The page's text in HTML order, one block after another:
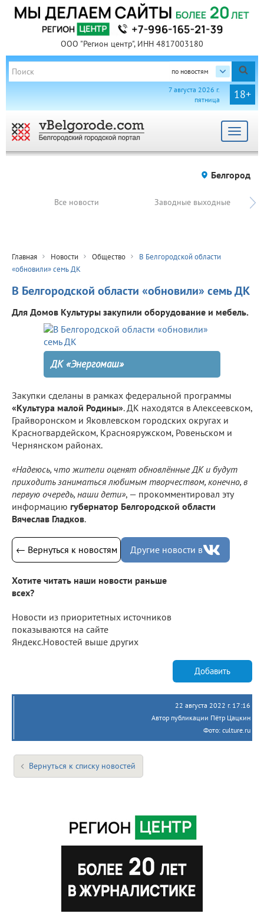
ООО "Регион центр", ИНН 4817003180
по новостям
18+
7 августа 2026 г.
пятница
Toggle
Белгород
Все новости Заводные выходные
Главная Новости Общество
В Белгородской области
«обновили» семь ДК
В Белгородской области «обновили» семь ДК
Для Домов Культуры закупили оборудование и мебель.
ДК «Энергомаш»
Закупки сделаны в рамках федеральной программы
«Культура малой Родины». ДК находятся в Алексеевском,
Грайворонском и Яковлевском городских округах и
Красногвардейском, Краснояружском, Ровеньском и
Чернянском районах.
«Надеюсь, что жители оценят обновлённые ДК и будут
приходить заниматься любимым творчеством, конечно, в
первую очередь, наши дети», — прокомментировал эту
информацию губернатор Белгородской области
Вячеслав Гладков.
← Вернуться к новостям Другие новости в
Хотите читать наши новости раньше
всех?
Новости из приоритетных источников
показываются на сайте
Яндекс.Новостей выше других
Добавить
22 августа 2022 г. 17:16
Автор публикации Пётр Цацкин
Фото: culture.ru
Вернуться к списку новостей